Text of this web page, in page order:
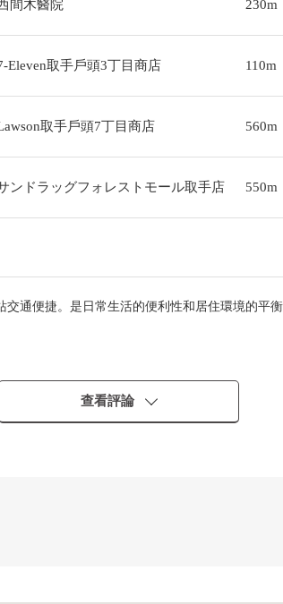
間木醫院 230m
Eleven取手戶頭3丁目商店 110m
取手戶頭7丁目商店 560m
ンドラッグフォレストモール取手店 550m
通便捷。是日常生活的便利性和居住環境的平
查看評論